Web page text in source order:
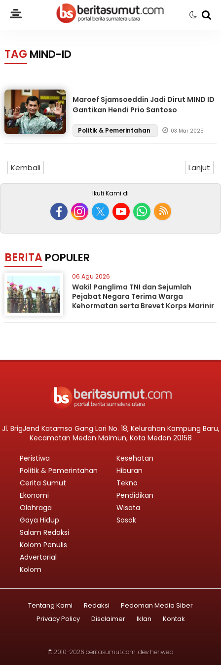
TAG MIND-ID
Maroef Sjamsoeddin Jadi Dirut MIND ID
Gantikan Hendi Prio Santoso
Politik & Pemerintahan 03 Mar 2025
Kembali Lanjut
Ikuti Kami di
BERITA POPULER
06 Agu 2026
Wakil Panglima TNI dan Sejumlah
Pejabat Negara Terima Warga
Kehormatan serta Brevet Korps Marinir
Jl. BrigJend Katamso Gang Lori No. 18, Kelurahan Kampung Baru,
Kecamatan Medan Maimun, Kota Medan 20158
Peristiwa
Politik & Pemerintahan
Cerita Sumut
Ekonomi
Olahraga
Gaya Hidup
Kesehatan
Hiburan
Tekno
Pendidikan
Wisata
Sosok
Salam Redaksi
Kolom Penulis
Advertorial
Kolom
Tentang Kami Redaksi
Pedoman Media Siber
Privacy Policy
Disclaimer Iklan Kontak
© 2010-2026 beritasumut.com. dev heriweb